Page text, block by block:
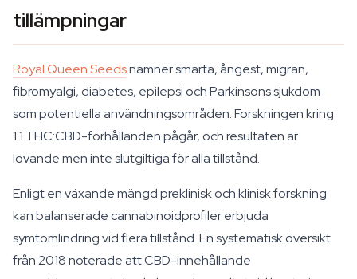
tillämpningar
Royal Queen Seedsnämner smärta, ångest, migrän,
fibromyalgi, diabetes, epilepsi och Parkinsons sjukdom
som potentiella användningsområden. Forskningen kring
1:1 THC:CBD-förhållanden pågår, och resultaten är
lovande men inte slutgiltiga för alla tillstånd.
Enligt en växande mängd preklinisk och klinisk forskning
kan balanserade cannabinoidprofiler erbjuda
symtomlindring vid flera tillstånd. En systematisk översikt
från 2018 noterade att CBD-innehållande